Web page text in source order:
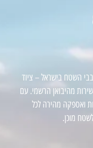
השטח בישראל – ציוד
מהיבואן הרשמי. עם
ואספקה מהירה לכל
מוכן.